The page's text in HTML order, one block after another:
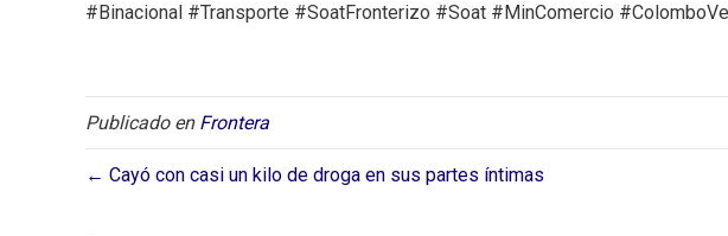
#Binacional #Transporte #SoatFronterizo #Soat #MinComercio
Publicado en Frontera
← Cayó con casi un kilo de droga en sus partes íntimas⁣